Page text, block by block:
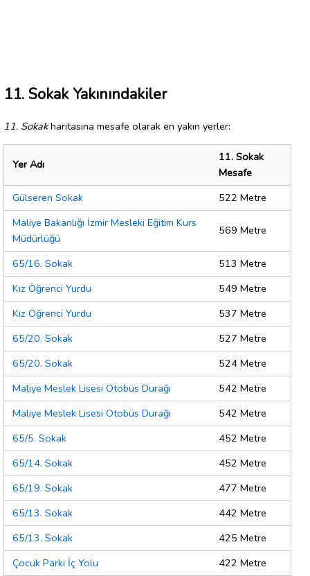
11. Sokak Yakınındakiler
11. Sokakharitasına mesafe olarak en yakın yerler:
Yer Adı
11. Sokak
Mesafe
Gülseren Sokak
522 Metre
Maliye Bakanlığı İzmir Mesleki Eğitim Kurs
Müdürlüğü
569 Metre
65/16. Sokak
513 Metre
Kız Öğrenci Yurdu
549 Metre
Kız Öğrenci Yurdu
537 Metre
65/20. Sokak
527 Metre
65/20. Sokak
524 Metre
Maliye Meslek Lisesi Otobüs Durağı
542 Metre
Maliye Meslek Lisesi Otobüs Durağı
542 Metre
65/5. Sokak
452 Metre
65/14. Sokak
452 Metre
65/19. Sokak
477 Metre
65/13. Sokak
442 Metre
65/13. Sokak
425 Metre
Çocuk Parkı İç Yolu
422 Metre